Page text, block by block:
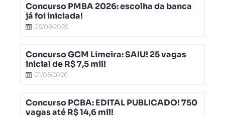
Concurso PMBA 2026: escolha da banca
já foi iniciada!
05/08/2026
Concurso GCM Limeira: SAIU! 25 vagas
inicial de R$ 7,5 mil!
01/08/2026
Concurso PCBA: EDITAL PUBLICADO! 750
vagas até R$ 14,6 mil!